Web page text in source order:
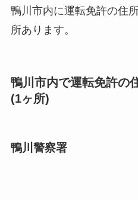
鴨川市内に運転免許の住
所あります。
鴨川市内で運転免許の
(1ヶ所)
鴨川警察署